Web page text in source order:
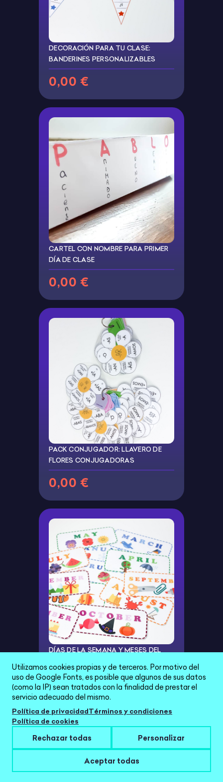
DECORACIÓN PARA TU CLASE:
BANDERINES PERSONALIZABLES
0,00 €
CARTEL CON NOMBRE PARA PRIMER
DÍA DE CLASE
0,00 €
PACK CONJUGADOR: LLAVERO DE
FLORES CONJUGADORAS
0,00 €
DÍAS DE LA SEMANA Y MESES DEL
0,00 €
Utilizamos cookies propias y de terceros. Por motivo del
uso de Google Fonts, es posible que algunos de sus datos
(como la IP) sean tratados con la finalidad de prestar el
servicio adecuado del mismo.
Política de privacidadTérminos y condiciones
Política de cookies
Rechazar todas Personalizar
Aceptar todas